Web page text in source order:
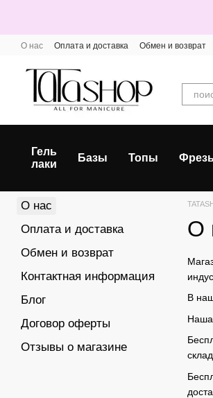
О нас Оплата и доставка Обмен и возврат
Гель
лаки
Базы Топы
О
В
Наша
О нас
Оплата и доставка
Обмен и возврат
Контактная информация
Блог
Договор оферты
Отзывы о магазине